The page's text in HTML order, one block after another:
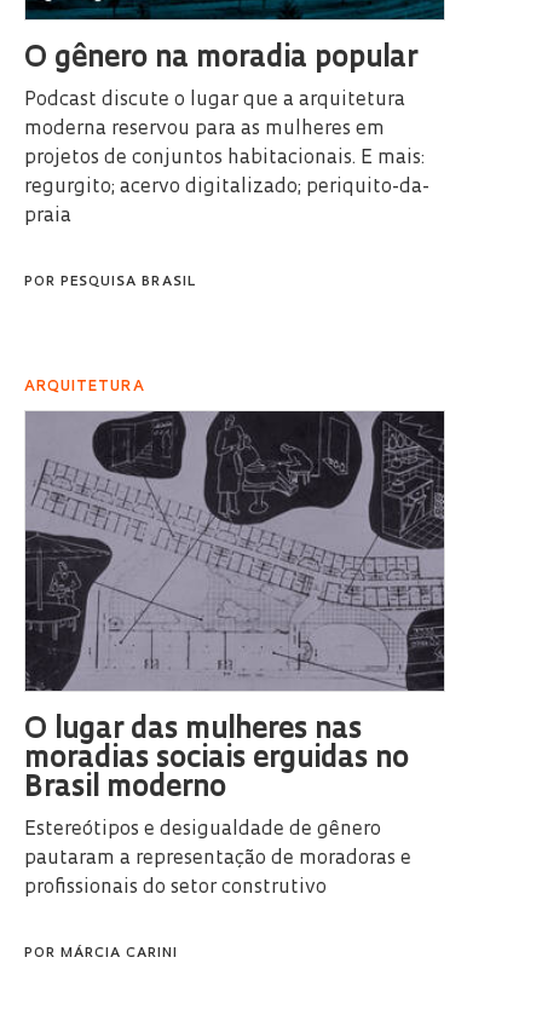
O gênero na moradia popular
Podcast discute o lugar que a arquitetura
moderna reservou para as mulheres em
projetos de conjuntos habitacionais. E mais:
regurgito; acervo digitalizado; periquito-da-
praia
POR PESQUISA BRASIL
ARQUITETURA
O lugar das mulheres nas
moradias sociais erguidas no
Brasil moderno
Estereótipos e desigualdade de gênero
pautaram a representação de moradoras e
profissionais do setor construtivo
POR MÁRCIA CARINI